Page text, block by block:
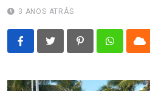
3 ANOS ATRÁS
PinterestWhatsapp